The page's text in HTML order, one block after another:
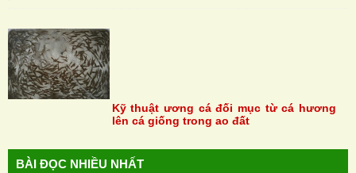
Kỹ thuật ương cá đối mục từ cá hương
lên cá giống trong ao đất
BÀI ĐỌC NHIỀU NHẤT